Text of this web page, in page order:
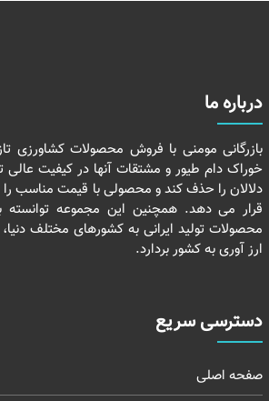
درباره ما
بازرگانی مومنی با فروش محصولات کشاورزی
خوراک دام طیور و مشتقات آنها در کیفیت عالی
دلالان را حذف کند و محصولی با قیمت مناسب را
قرار می دهد. همچنین این مجموعه توانسته
محصولات تولید ایرانی به کشورهای مختلف
ارز آوری به کشور بردارد.
دسترسی سریع
صفحه اصلی